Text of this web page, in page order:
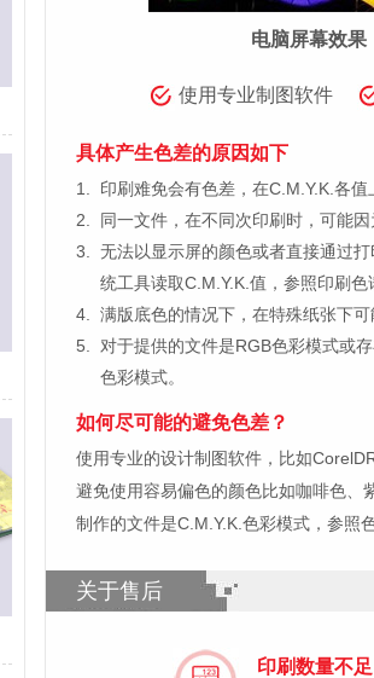
电脑屏幕效果
使用专业制图软件
具体产生色差的原因如下
1.
印刷难免会有色差，在C.M.Y.K.各
2.
同一文件，在不同次印刷时，可能
3.
无法以显示屏的颜色或者直接通过
统工具读取C.M.Y.K.值，参照印刷色
4.
满版底色的情况下，在特殊纸张下
5.
对于提供的文件是RGB色彩模式或
色彩模式。
如何尽可能的避免色差？
使用专业的设计制图软件，比如
避免使用容易偏色的颜色比如咖啡色、
制作的文件是C.M.Y.K.色彩模式，参照
关于售后
印刷数量不足